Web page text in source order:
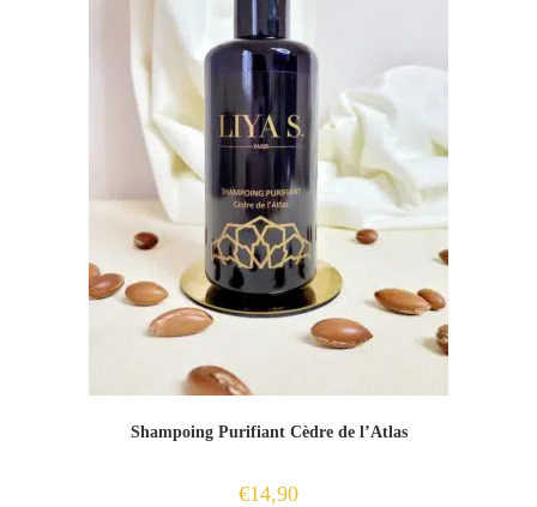
Shampoing Purifiant Cèdre de l’Atlas
€14,90